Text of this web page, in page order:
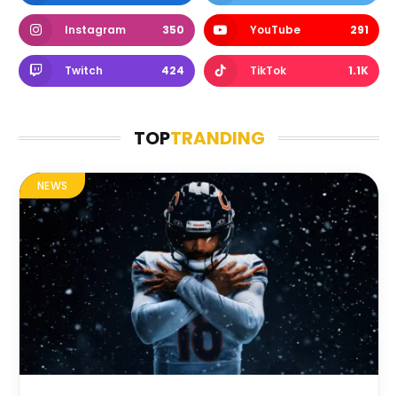
Instagram 350 YouTube 291
Twitch 424 TikTok 1.1K
TOPTRANDING
NEWS